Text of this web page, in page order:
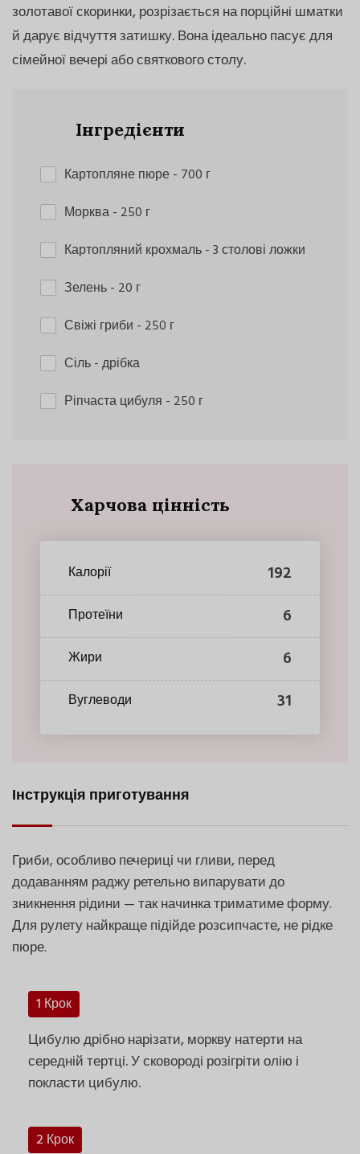
золотавої скоринки, розрізається на порційні шматки
й дарує відчуття затишку. Вона ідеально пасує для
сімейної вечері або святкового столу.
Інгредієнти
Картопляне пюре- 700 г
Морква- 250 г
Картопляний крохмаль- 3 столові ложки
Зелень- 20 г
Свіжі гриби - 250 г
Сіль- дрібка
Ріпчаста цибуля - 250 г
Харчова цінність
Калорії 192
Протеїни 6
Жири 6
Вуглеводи 31
Інструкція приготування
Гриби, особливо печериці чи гливи, перед
додаванням раджу ретельно випарувати до
зникнення рідини — так начинка триматиме форму.
Для рулету найкраще підійде розсипчасте, не рідке
пюре.
1 Крок
Цибулю дрібно нарізати, моркву натерти на
середній тертці. У сковороді розігріти олію і
покласти цибулю.
2 Крок